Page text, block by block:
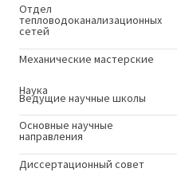
Отдел
тепловодоканализационных
сетей
Механические мастерские
Наука
Ведущие научные школы
Основные научные
направления
Диссертационный совет